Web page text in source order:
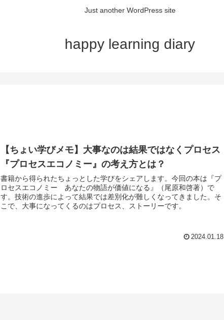
Just another WordPress site
happy learning diary
【ちょい学びメモ】大事なのは結果ではなくプロセス
『プロセスエコノミー』の考え方とは？
書籍から得られたちょっとした学びをシェアします。今回の本は『プ
ロセスエコノミー あなたの物語が価値になる』（尾原和啓著）で
す。技術の進歩によって結果では差別化が難しくなってきました。そ
こで、大事になってくるのはプロセス、ストーリーです。
2024.01.18